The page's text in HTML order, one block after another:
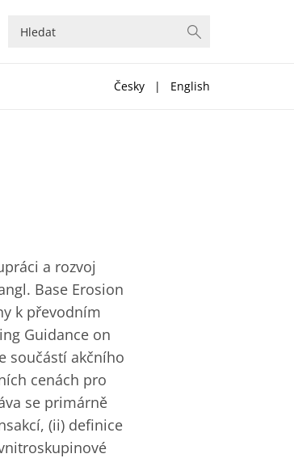
Česky | English
a rozvoj
Base Erosion
k převodním
Guidance on
součástí akčního
cenách pro
se primárně
(ii) definice